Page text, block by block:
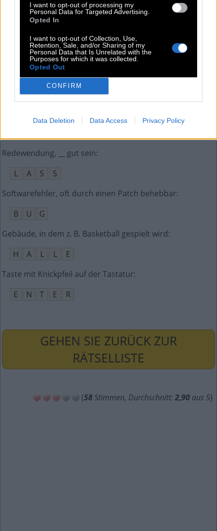
I want to opt-out of processing my
Personal Data for Targeted Advertising.
Opted In
I want to opt-out of Collection, Use,
Retention, Sale, and/or Sharing of my
Personal Data that Is Unrelated with the
Purposes for which it was collected.
Opted Out
CONFIRM
Data Deletion Data Access Privacy Policy
L T R
A
R O
S
Super __ Brothers, Nintendo-Videsospiel
A R I
O
Redewendung, __ gut sein:
L
A S
S
Softwarefehler, oft durch einen Patch behebbar:
B
U
G
Gebäude, in dem z. B. Basketball gespielt wird:
H
A L L
E
Taste mit Knickpfeil auf der Tastatur:
E
N T E R
GEHEN SIE ZURÜCK ZUR
RÄTSELLISTE
(58Stimmen, Durchschnitt: 2,90 aus 5)